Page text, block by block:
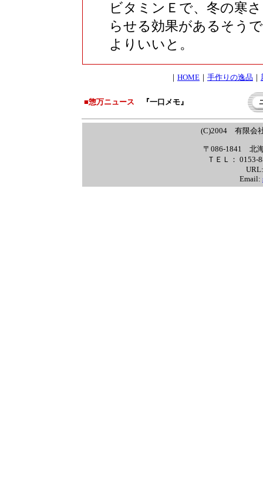
ビタミンＥで、冬の寒
らせる効果があるそう
よりいいと。
｜ HOME ｜ 手作りの逸品 ｜
■惣万ニュース 『一口メモ』
(C)2004 有限会
〒086-1841 北
ＴＥＬ：
Email: